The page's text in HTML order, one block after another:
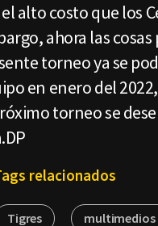
alto costo que los
ahora las
torneo ya se
en enero del
torneo se
relacionados
Tigres multimedios